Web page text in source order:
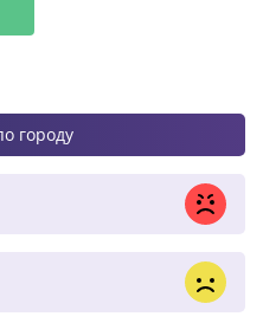
городу